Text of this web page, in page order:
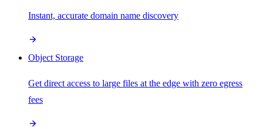
Instant, accurate domain name discovery
Object Storage
Get direct access to large files at the edge with zero egress
fees